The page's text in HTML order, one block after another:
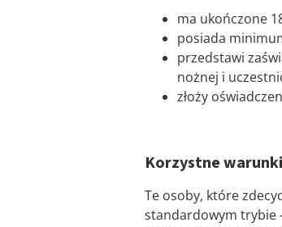
ma ukończone
posiada
przedstawi
nożnej i
złoży
Korzystne warunki
Te osoby, które
standardowym trybie